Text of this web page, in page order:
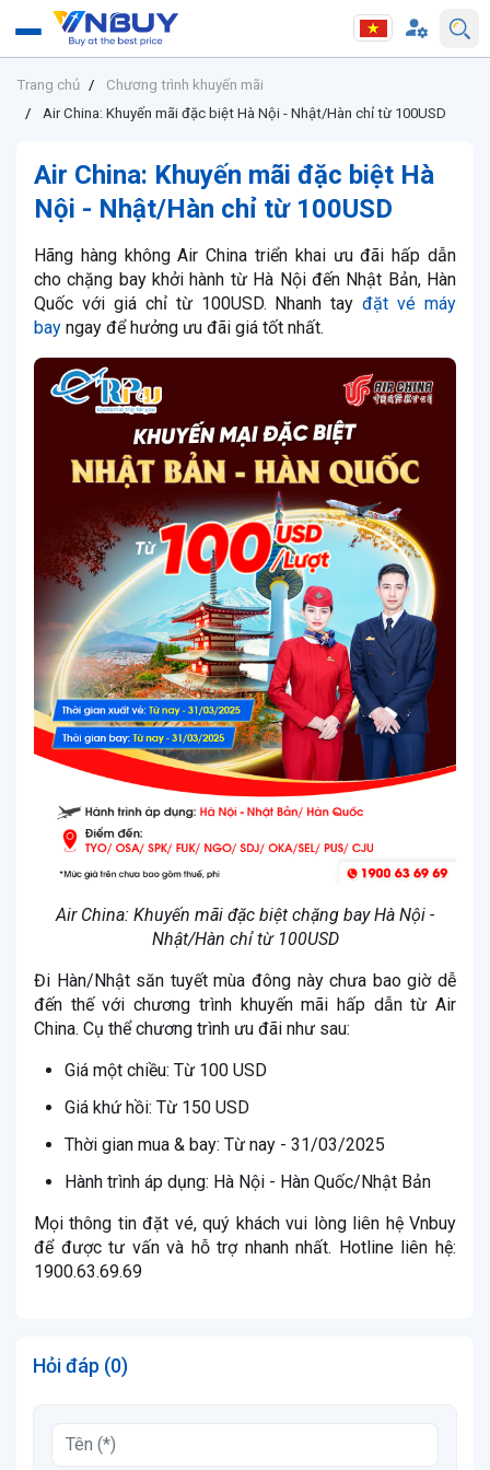
Trang chủ
Chương trình khuyến mãi
Air China: Khuyến mãi đặc biệt Hà Nội - Nhật/Hàn chỉ từ 100USD
Air China: Khuyến mãi đặc biệt Hà
Nội - Nhật/Hàn chỉ từ 100USD
Hãng hàng không Air China triển khai ưu đãi hấp dẫn
cho chặng bay khởi hành từ Hà Nội đến Nhật Bản, Hàn
Quốc với giá chỉ từ 100USD. Nhanh tayđặt vé máy
bay ngay để hưởng ưu đãi giá tốt nhất.
Air China: Khuyến mãi đặc biệt chặng bay Hà Nội -
Nhật/Hàn chỉ từ 100USD
Đi Hàn/Nhật săn tuyết mùa đông này chưa bao giờ dễ
đến thế với chương trình khuyến mãi hấp dẫn từ Air
China. Cụ thể chương trình ưu đãi như sau:
Giá một chiều: Từ 100 USD
Giá khứ hồi: Từ 150 USD
Thời gian mua & bay: Từ nay - 31/03/2025
Hành trình áp dụng: Hà Nội - Hàn Quốc/Nhật Bản
Mọi thông tin đặt vé, quý khách vui lòng liên hệ Vnbuy
để được tư vấn và hỗ trợ nhanh nhất. Hotline liên hệ:
1900.63.69.69
Hỏi đáp (0)